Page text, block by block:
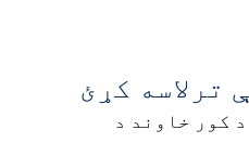
ترلاسه کړئ
کور خاوند د